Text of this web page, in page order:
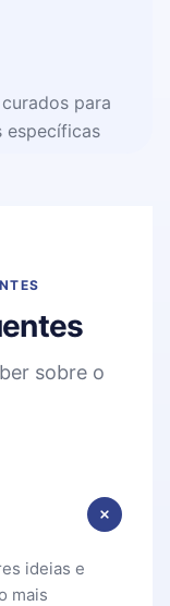
para
específicas
sobre o
ideias e
mais